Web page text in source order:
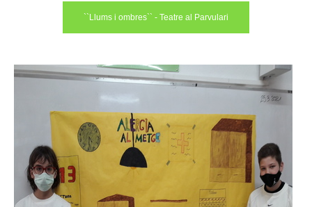
``Llums i ombres`` - Teatre al Parvulari